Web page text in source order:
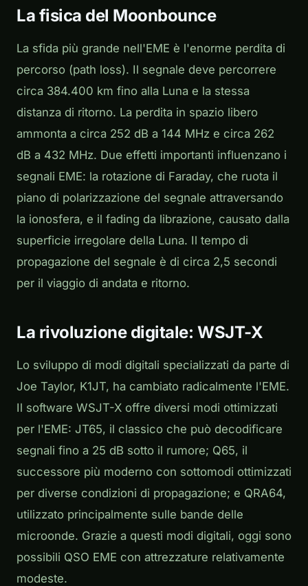
La fisica del Moonbounce
La sfida più grande nell'EME è l'enorme perdita di
percorso (path loss). Il segnale deve percorrere
circa 384.400 km fino alla Luna e la stessa
distanza di ritorno. La perdita in spazio libero
ammonta a circa 252 dB a 144 MHz e circa 262
dB a 432 MHz. Due effetti importanti influenzano i
segnali EME: la rotazione di Faraday, che ruota il
piano di polarizzazione del segnale attraversando
la ionosfera, e il fading da librazione, causato dalla
superficie irregolare della Luna. Il tempo di
propagazione del segnale è di circa 2,5 secondi
per il viaggio di andata e ritorno.
La rivoluzione digitale: WSJT-X
Lo sviluppo di modi digitali specializzati da parte di
Joe Taylor, K1JT, ha cambiato radicalmente l'EME.
Il software WSJT-X offre diversi modi ottimizzati
per l'EME: JT65, il classico che può decodificare
segnali fino a 25 dB sotto il rumore; Q65, il
successore più moderno con sottomodi ottimizzati
per diverse condizioni di propagazione; e QRA64,
utilizzato principalmente sulle bande delle
microonde. Grazie a questi modi digitali, oggi sono
possibili QSO EME con attrezzature relativamente
modeste.